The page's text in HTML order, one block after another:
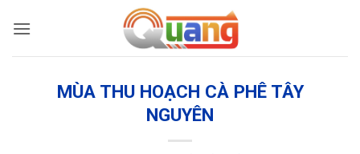
qua
MÙA THU HOẠCH CÀ PHÊ TÂY
NGUYÊN